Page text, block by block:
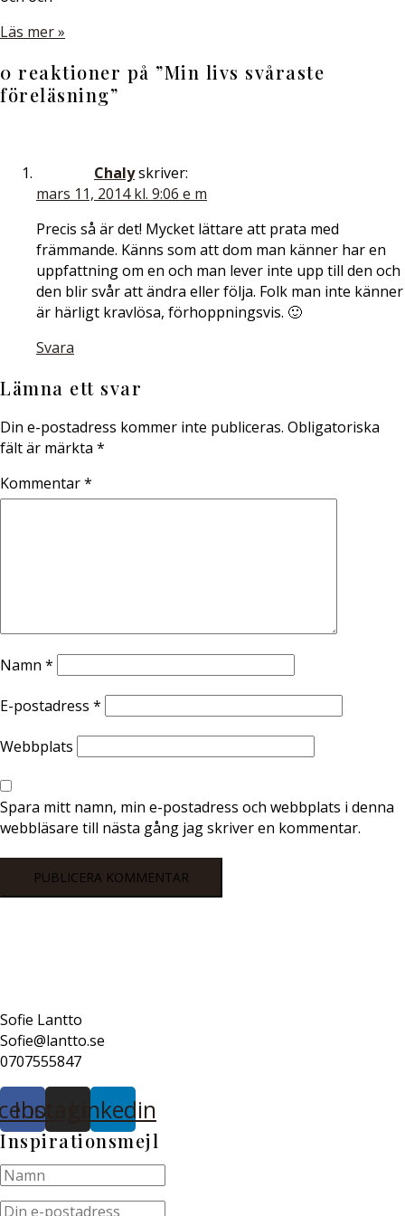
Läs mer »
0 reaktioner på ”Min livs svåraste
föreläsning”
Chalyskriver:
mars 11, 2014 kl. 9:06 e m
Precis så är det! Mycket lättare att prata med
främmande. Känns som att dom man känner har en
uppfattning om en och man lever inte upp till den och
den blir svår att ändra eller följa. Folk man inte känner
är härligt kravlösa, förhoppningsvis. 🙂
Svara
Lämna ett svar
Din e-postadress kommer inte publiceras. Obligatoriska
fält är märkta *
Kommentar*
Namn *
E-postadress *
Webbplats
Spara mitt namn, min e-postadress och webbplats i denna
webbläsare till nästa gång jag skriver en kommentar.
Sofie Lantto
Sofie@lantto.se
0707555847
InstagramLinkedin
Inspirationsmejl